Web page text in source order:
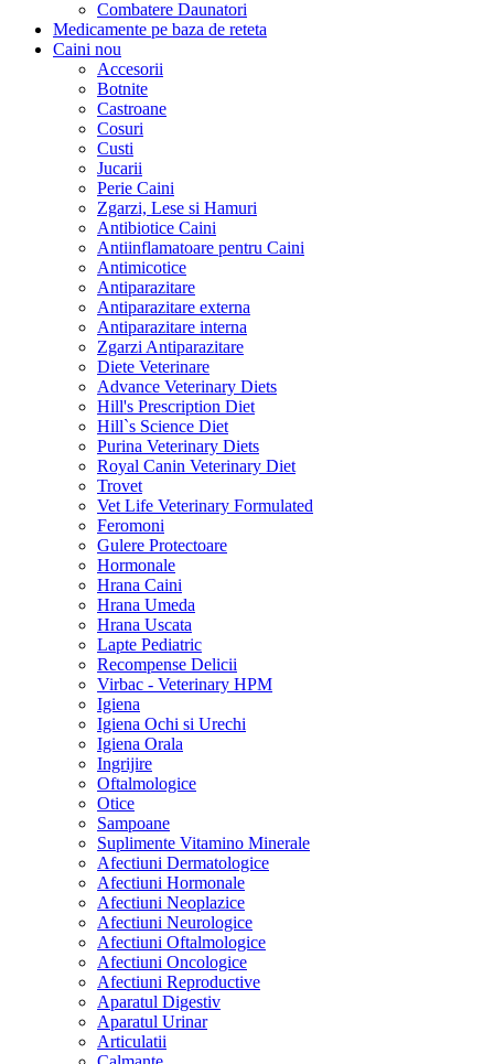
Combatere Daunatori
Medicamente pe baza de reteta
Caini nou
Accesorii
Botnite
Castroane
Cosuri
Custi
Jucarii
Perie Caini
Zgarzi, Lese si Hamuri
Antibiotice Caini
Antiinflamatoare pentru Caini
Antimicotice
Antiparazitare
Antiparazitare externa
Antiparazitare interna
Zgarzi Antiparazitare
Diete Veterinare
Advance Veterinary Diets
Hill's Prescription Diet
Hill`s Science Diet
Purina Veterinary Diets
Royal Canin Veterinary Diet
Trovet
Vet Life Veterinary Formulated
Feromoni
Gulere Protectoare
Hormonale
Hrana Caini
Hrana Umeda
Hrana Uscata
Lapte Pediatric
Recompense Delicii
Virbac - Veterinary HPM
Igiena
Igiena Ochi si Urechi
Igiena Orala
Ingrijire
Oftalmologice
Otice
Sampoane
Suplimente Vitamino Minerale
Afectiuni Dermatologice
Afectiuni Hormonale
Afectiuni Neoplazice
Afectiuni Neurologice
Afectiuni Oftalmologice
Afectiuni Oncologice
Afectiuni Reproductive
Aparatul Digestiv
Aparatul Urinar
Articulatii